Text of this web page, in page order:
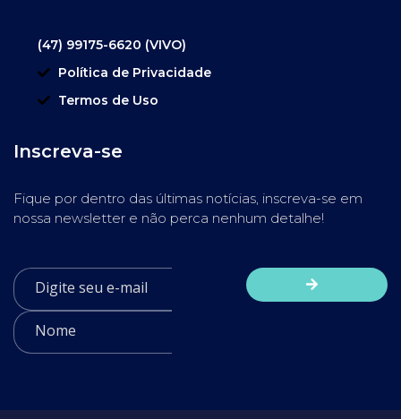
(47) 99175-6620 (VIVO)
Política de Privacidade
Termos de Uso
Inscreva-se
Fique por dentro das últimas notícias, inscreva-se em
nossa newsletter e não perca nenhum detalhe!